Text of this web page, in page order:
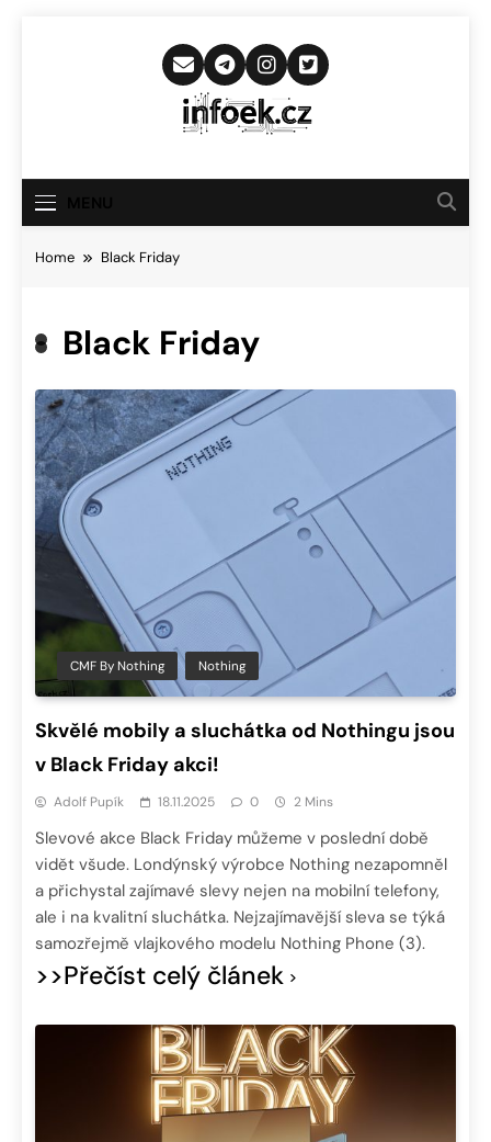
Infoek.cz
Novinkám
Home Black Friday
Black Friday
CMF By Nothing Nothing
Skvělé mobily a sluchátka od Nothingu jsou
v Black Friday akci!
Adolf Pupík 18.11.2025 0 2 Mins
Slevové akce Black Friday můžeme v poslední době
vidět všude. Londýnský výrobce Nothing nezapomněl
a přichystal zajímavé slevy nejen na mobilní telefony,
ale i na kvalitní sluchátka. Nejzajímavější sleva se týká
samozřejmě vlajkového modelu Nothing Phone (3).
>>Přečíst celý článek